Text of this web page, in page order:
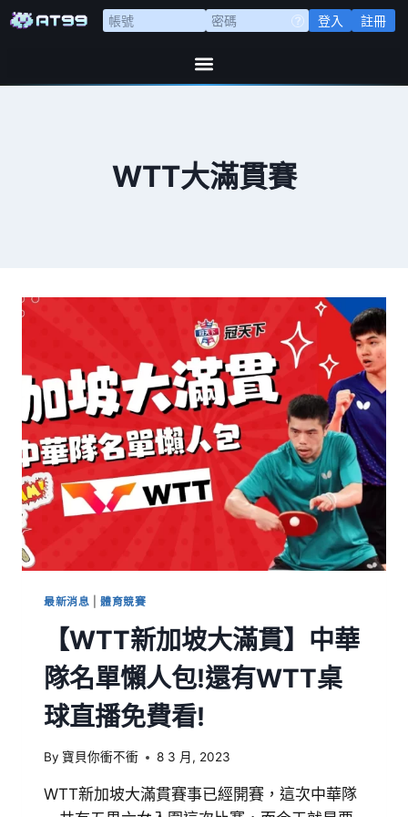
登入 註冊
WTT大滿貫賽
最新消息 |體育競賽
【WTT新加坡大滿貫】中華
隊名單懶人包!還有WTT桌
球直播免費看!
By 寶貝你衝不衝 8 3 月, 2023
WTT新加坡大滿貫賽事已經開賽，這次中華隊